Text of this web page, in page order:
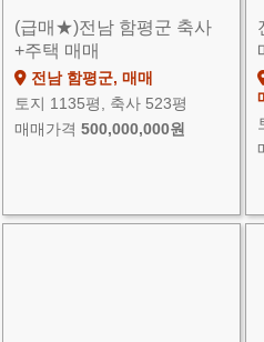
(급매★)전남 함평군 축사
+주택 매매
전남 함평군, 매매
토지 1135평, 축사 523평
매매가격 500,000,000원